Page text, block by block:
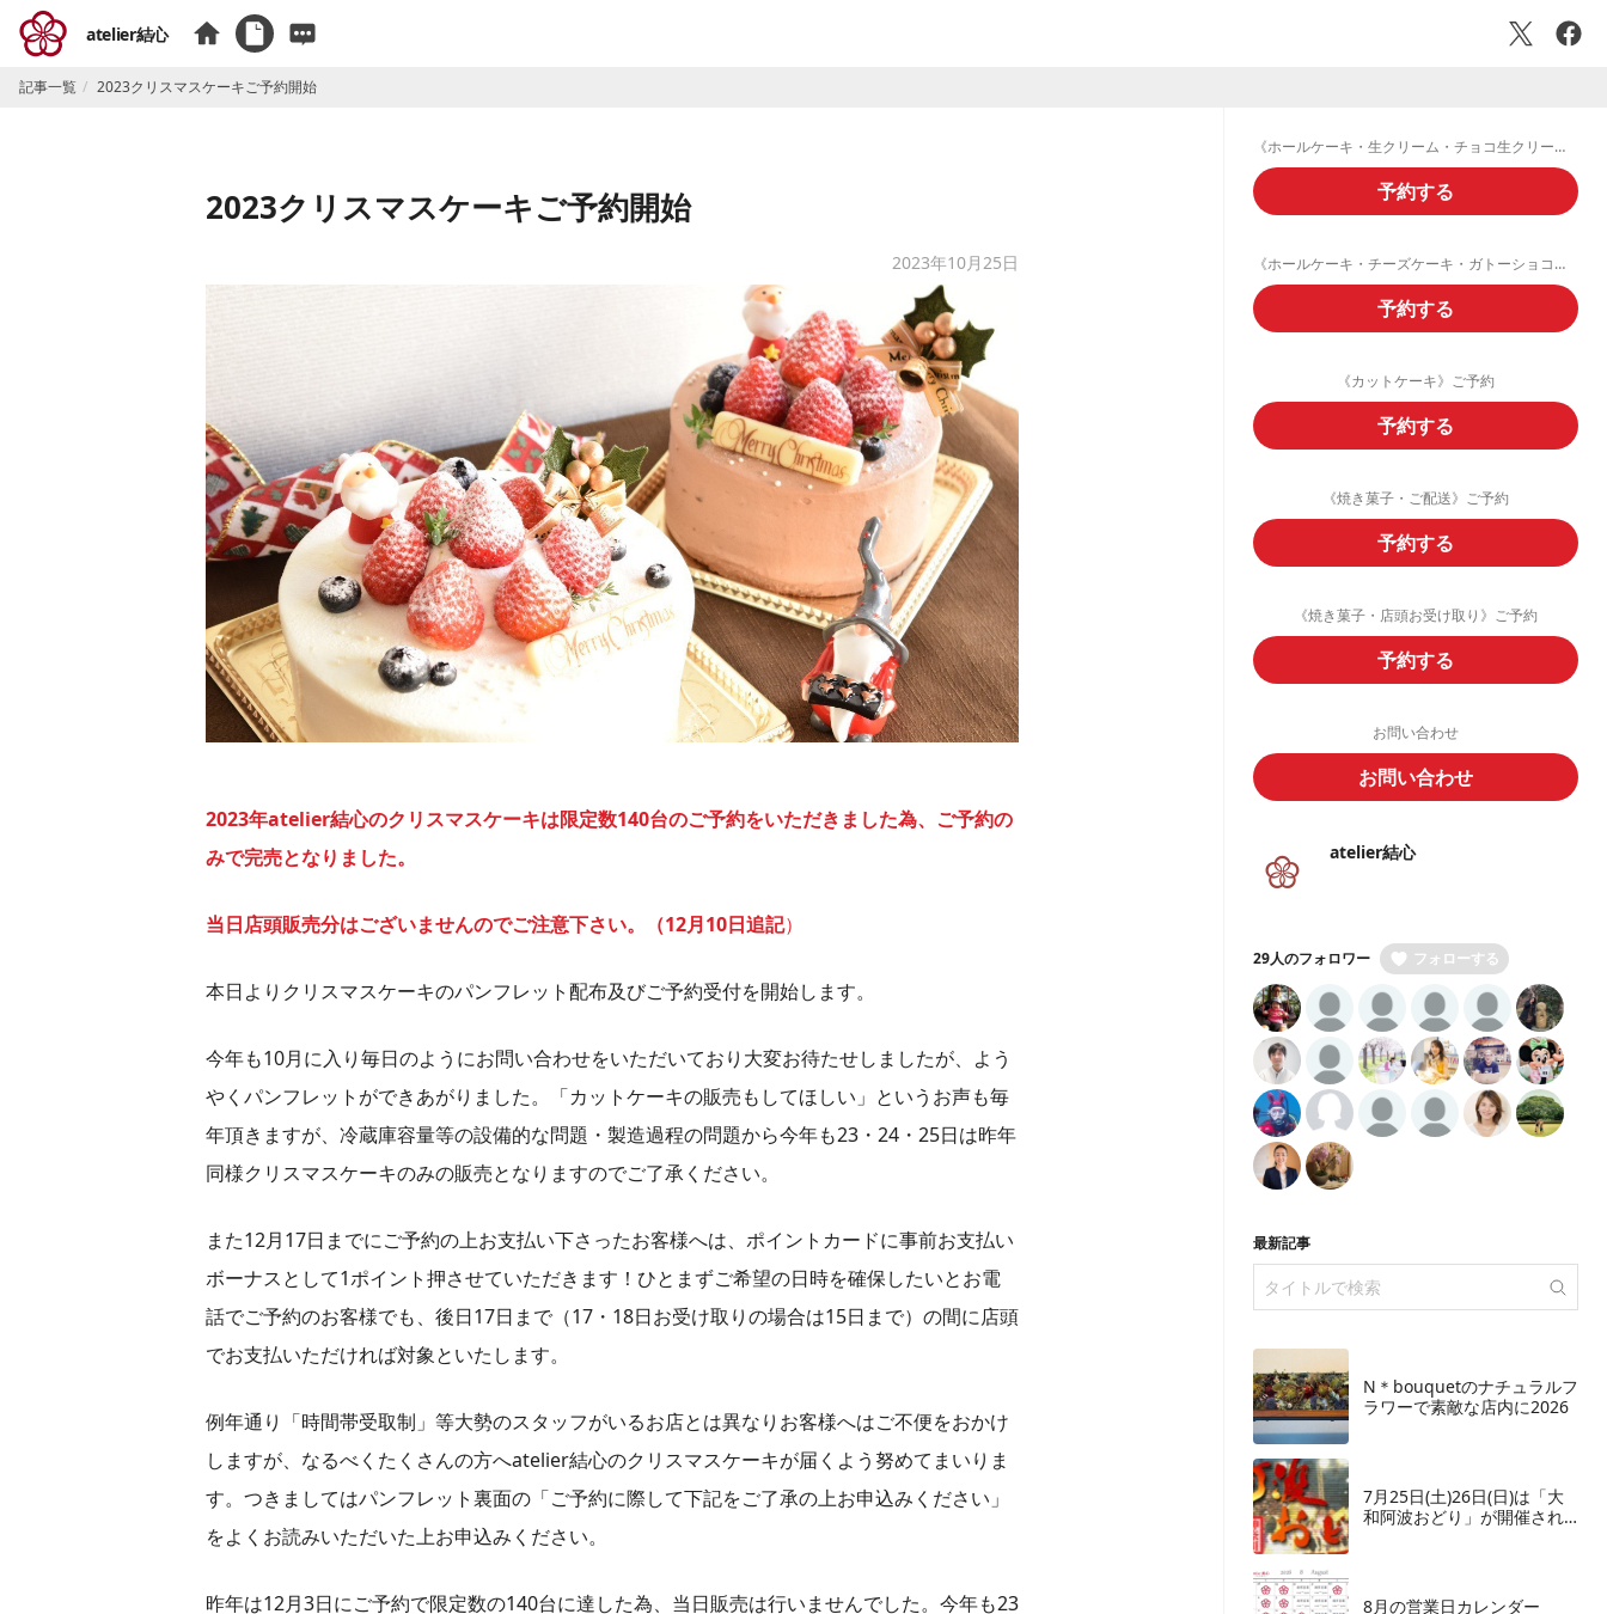
atelier結心
記事一覧 2023クリスマスケーキご予約開始
2023クリスマスケーキご予約開始
2023年10月25日
2023年atelier結心のクリスマスケーキは限定数140台のご予約をいただきました為、ご予約の
みで完売となりました。
当日店頭販売分はございませんのでご注意下さい。（12月10日追記）
本日よりクリスマスケーキのパンフレット配布及びご予約受付を開始します。
今年も10月に入り毎日のようにお問い合わせをいただいており大変お待たせしましたが、よう
やくパンフレットができあがりました。「カットケーキの販売もしてほしい」というお声も毎
年頂きますが、冷蔵庫容量等の設備的な問題・製造過程の問題から今年も23・24・25日は昨年
同様クリスマスケーキのみの販売となりますのでご了承ください。
また12月17日までにご予約の上お支払い下さったお客様へは、ポイントカードに事前お支払い
ボーナスとして1ポイント押させていただきます！ひとまずご希望の日時を確保したいとお電
話でご予約のお客様でも、後日17日まで（17・18日お受け取りの場合は15日まで）の間に店頭
でお支払いただければ対象といたします。
例年通り「時間帯受取制」等大勢のスタッフがいるお店とは異なりお客様へはご不便をおかけ
しますが、なるべくたくさんの方へatelier結心のクリスマスケーキが届くよう努めてまいりま
す。つきましてはパンフレット裏面の「ご予約に際して下記をご了承の上お申込みください」
をよくお読みいただいた上お申込みください。
昨年は12月3日にご予約で限定数の140台に達した為、当日販売は行いませんでした。今年も23
《ホールケーキ・生クリーム・チョコ生クリームデコレーション》ご予約フォーム
予約する
《ホールケーキ・チーズケーキ・ガトーショコラ・フルーツタルト》ご予約
予約する
《カットケーキ》ご予約
予約する
《焼き菓子・ご配送》ご予約
予約する
《焼き菓子・店頭お受け取り》ご予約
予約する
お問い合わせ
お問い合わせ
atelier結心
29人のフォロワー フォローする
最新記事
N＊bouquetのナチュラルフ
ラワーで素敵な店内に2026
7月25日(土)26日(日)は「大
和阿波おどり」が開催され
8月の営業日カレンダー